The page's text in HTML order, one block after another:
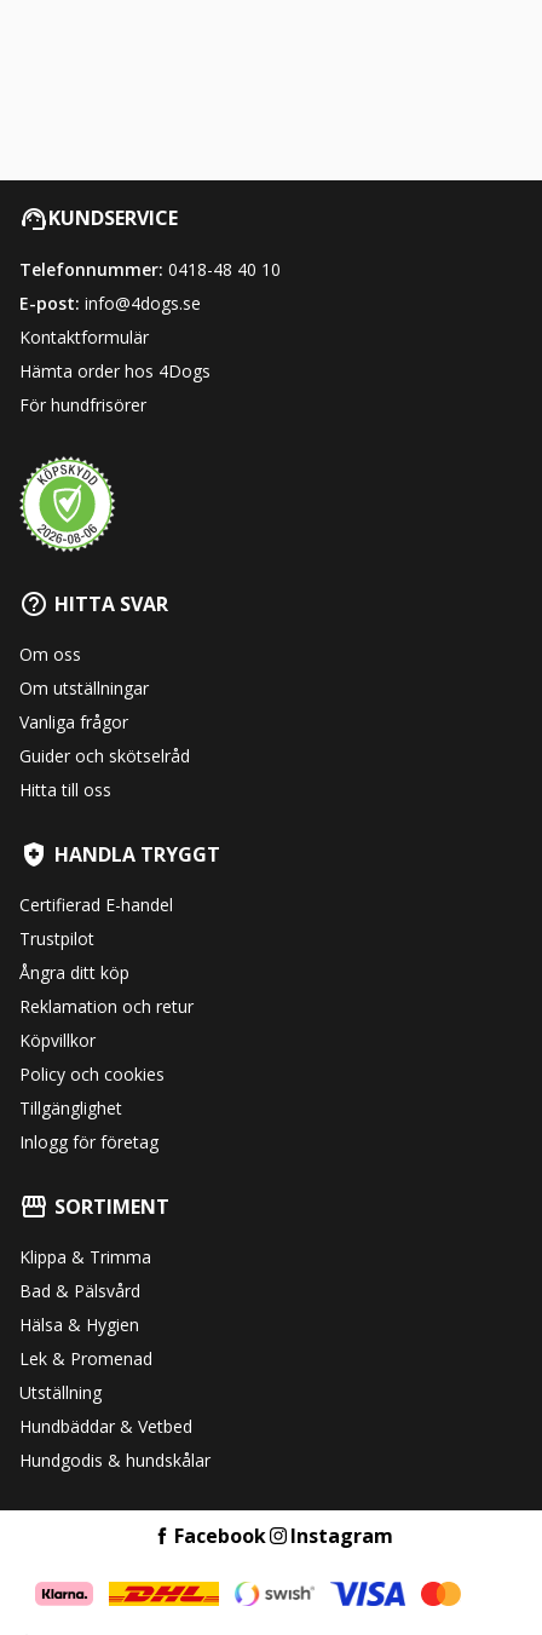
KUNDSERVICE
Telefonnummer: 0418-48 40 10
E-post: info@4dogs.se
Kontaktformulär
Hämta order hos 4Dogs
För hundfrisörer
HITTA SVAR
Om oss
Om utställningar
Vanliga frågor
Guider och skötselråd
Hitta till oss
HANDLA TRYGGT
Certifierad E-handel
Trustpilot
Ångra ditt köp
Reklamation och retur
Köpvillkor
Policy och cookies
Tillgänglighet
Inlogg för företag
SORTIMENT
Klippa & Trimma
Bad & Pälsvård
Hälsa & Hygien
Lek & Promenad
Utställning
Hundbäddar & Vetbed
Hundgodis & hundskålar
Facebook Instagram